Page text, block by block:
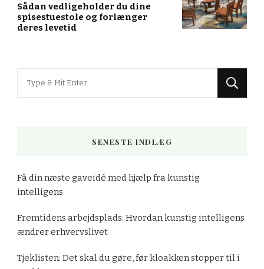
Sådan vedligeholder du dine
spisestuestole og forlænger
deres levetid
SENESTE INDLÆG
Få din næste gaveidé med hjælp fra kunstig
intelligens
Fremtidens arbejdsplads: Hvordan kunstig intelligens
ændrer erhvervslivet
Tjeklisten: Det skal du gøre, før kloakken stopper til i